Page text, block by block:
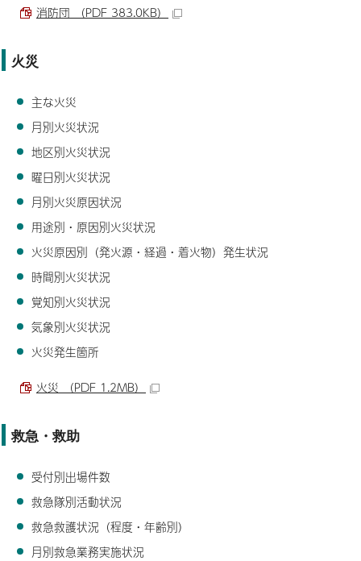
消防団 （PDF 383.0KB）
火災
主な火災
月別火災状況
地区別火災状況
曜日別火災状況
月別火災原因状況
用途別・原因別火災状況
火災原因別（発火源・経過・着火物）発生状況
時間別火災状況
覚知別火災状況
気象別火災状況
火災発生箇所
火災 （PDF 1.2MB）
救急・救助
受付別出場件数
救急隊別活動状況
救急救護状況（程度・年齢別）
月別救急業務実施状況